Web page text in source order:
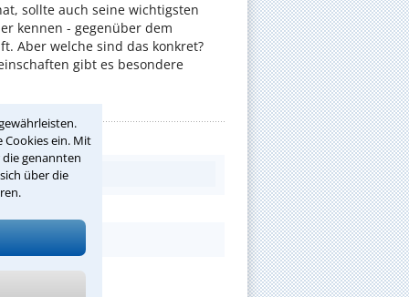
Cookies ein. Mit
genannten
über die
sollte auch seine wichtigsten
kennen - gegenüber dem
Aber welche sind das konkret?
gibt es besondere